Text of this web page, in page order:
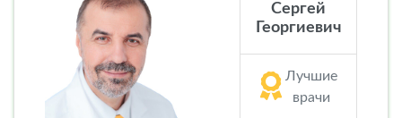
Сергей
Георгиевич
Лучшие
врачи